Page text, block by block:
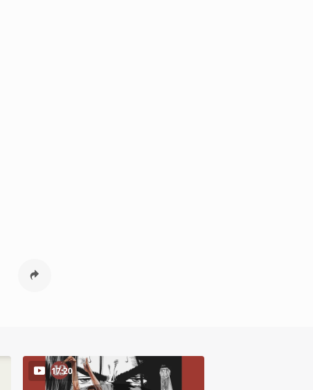
17:20